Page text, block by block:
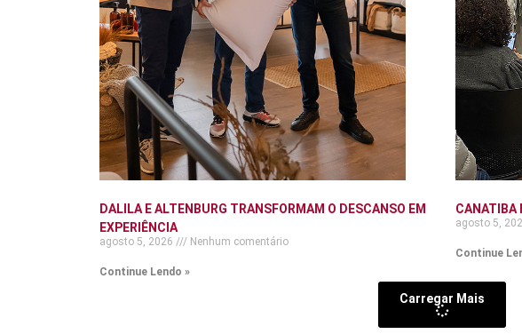
DALILA E ALTENBURG TRANSFORMAM O DESCANSO EM
EXPERIÊNCIA
agosto 5, 2026 Nenhum comentário
Continue Lendo »
CANATIBA
agosto 5,
Continue
Carregar Mais